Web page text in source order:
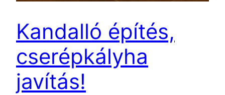
Kandalló építés,
cserépkályha
javítás!